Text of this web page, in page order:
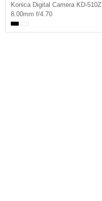
Konica Digital Camera KD-510Z
8.00mm f/4.70